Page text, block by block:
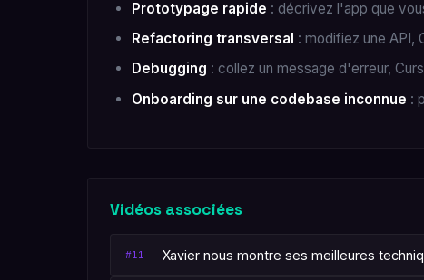
Prototypage rapide : décrivez l'app que
Refactoring transversal : modifiez une API,
Debugging : collez un message d'erreur,
Onboarding sur une codebase inconnue :
Vidéos associées
#11 Xavier nous montre ses meilleures